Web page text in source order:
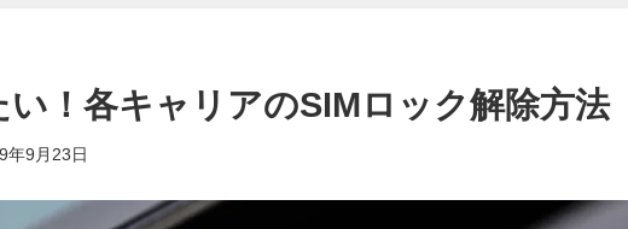
！各キャリアのSIMロック解除方法
年9月23日